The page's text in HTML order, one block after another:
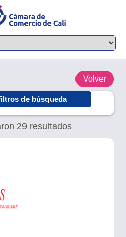
Volver
de búsqueda
29 resultados